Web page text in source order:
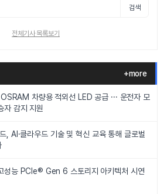
검색
전체기사 목록보기
+more
차량용 적외선 LED 공급 ··· 운전자 모
자 감지 지원
, AI·클라우드 기술 및 혁신 교육 통해 글로벌
성능 PCIe® Gen 6 스토리지 아키텍처 시연